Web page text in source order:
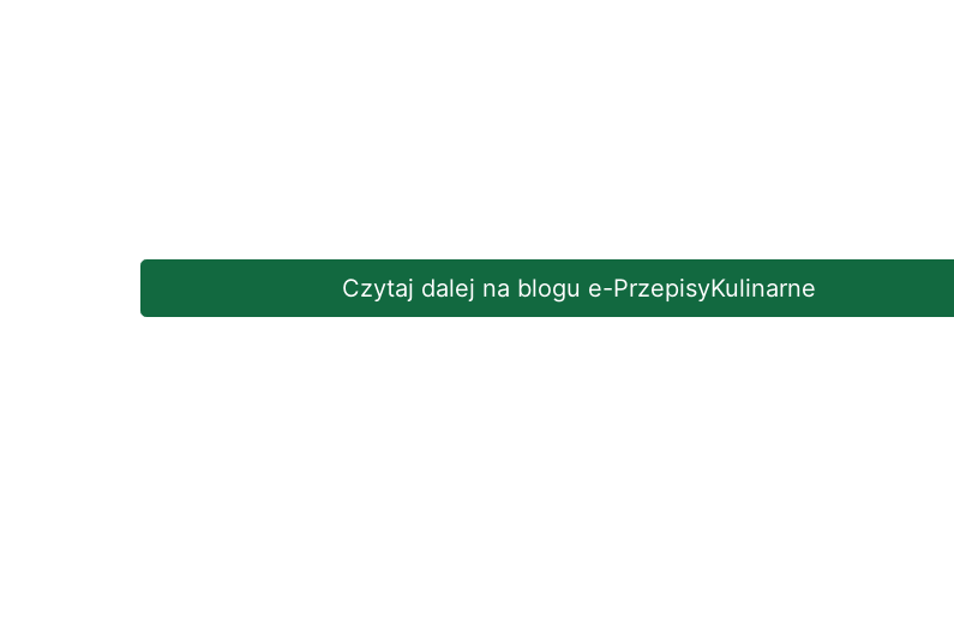
Czytaj dalej na blogu e-PrzepisyKulinarne